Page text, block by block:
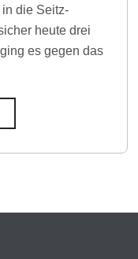
die Seitz-
heute drei
es gegen das